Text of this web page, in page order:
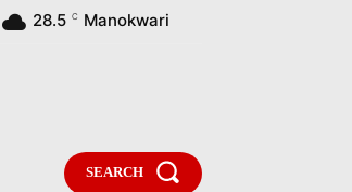
28.5 C Manokwari
SEARCH